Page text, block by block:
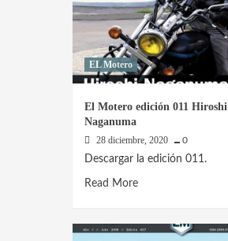
EL Motero
El Motero edición 011 Hiroshi
Naganuma
28 diciembre, 2020 0
Descargar la edición 011.
Read MoreRead
El